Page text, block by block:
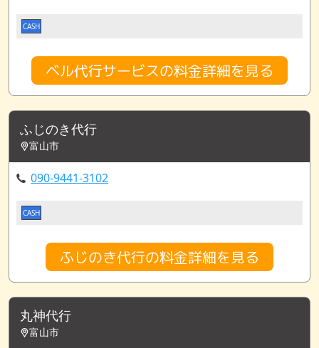
CASH
ベル代行サービスの料金詳細を見る
ふじのき代行
富山市
090-9441-3102
CASH
ふじのき代行の料金詳細を見る
丸神代行
富山市